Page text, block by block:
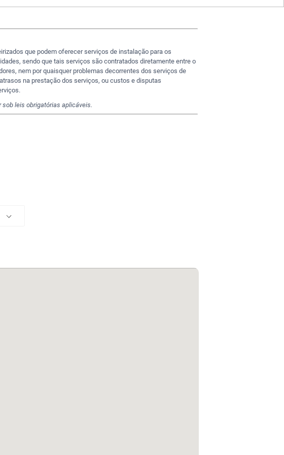
que podem oferecer serviços de instalação para os
sendo que tais serviços são contratados diretamente entre o
nem por quaisquer problemas decorrentes dos serviços de
na prestação dos serviços, ou custos e disputas
leis obrigatórias aplicáveis.